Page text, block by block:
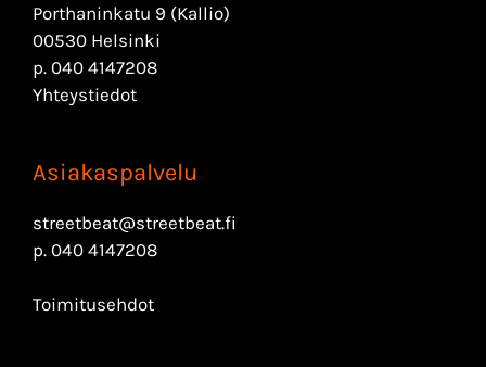
Porthaninkatu 9 (Kallio)
00530 Helsinki
p. 040 4147208
Yhteystiedot
Asiakaspalvelu
streetbeat@streetbeat.fi
p. 040 4147208
Toimitusehdot